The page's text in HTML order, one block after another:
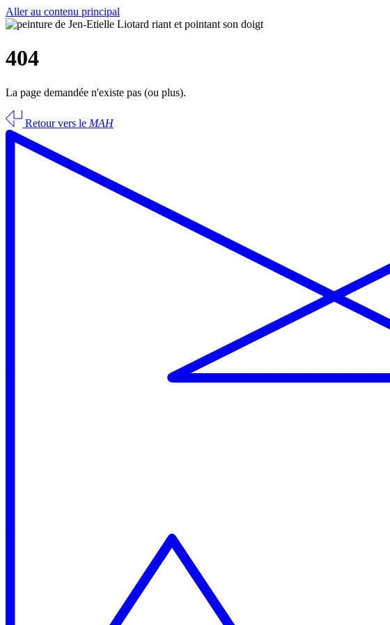
Aller au contenu principal
404
La page demandée n'existe pas (ou plus).
Retour vers le MAH